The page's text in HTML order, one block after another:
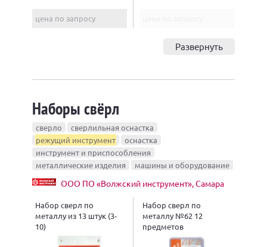
цена по запросу
Развернуть
Наборы свёрл
сверло
сверлильная оснастка
режущий инструмент
оснастка
инструмент и приспособления
металлические изделия
машины и оборудование
ООО ПО «Волжский инструмент», Самара
Набор сверл по
металлу из 13 штук (3-
10)
Набор сверл по
металлу №62 12
предметов